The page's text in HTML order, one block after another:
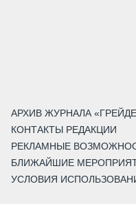
АРХИВ ЖУРНАЛА
КОНТАКТЫ РЕДАКЦИИ
РЕКЛАМНЫЕ
БЛИЖАЙШИЕ
УСЛОВИЯ